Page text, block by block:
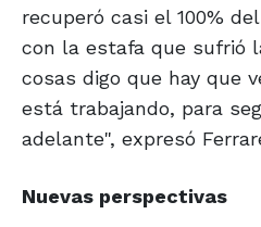
recuperó casi el 100%
con la estafa que sufrió
cosas digo que hay que
está trabajando, para
adelante", expresó
Nuevas perspectivas